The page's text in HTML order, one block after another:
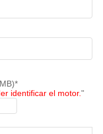
identificar el motor."